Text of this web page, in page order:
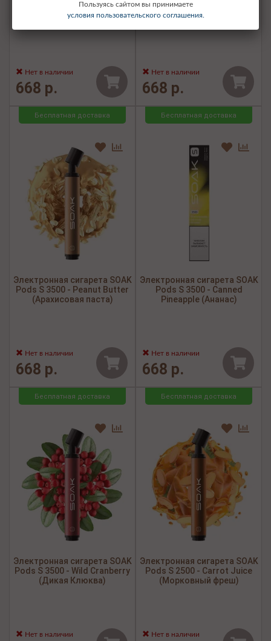
Pods S 3500 - Corn Sticks
(Кукурузные палочки)
Нет в наличии
668 р.
Pods S2 3500 - Cuban Cigar
(Кубинская сигара)
Нет в наличии
668 р.
Бесплатная доставка
Электронная сигарета SOAK
Pods S 3500 - Peanut Butter
(Арахисовая паста)
Нет в наличии
668 р.
Бесплатная доставка
Электронная сигарета SOAK
Pods S 3500 - Canned
Pineapple (Ананас)
Нет в наличии
668 р.
Бесплатная доставка
Электронная сигарета SOAK
Pods S 3500 - Wild Cranberry
(Дикая Клюква)
Нет в наличии
Бесплатная доставка
Электронная сигарета SOAK
Pods S 2500 - Carrot Juice
(Морковный фреш)
Нет в наличии
Пользуясь сайтом вы принимаете
условия пользовательского соглашения.